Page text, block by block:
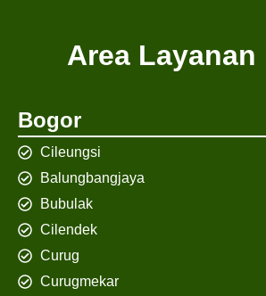
Area Layanan
Bogor
Cileungsi
Balungbangjaya
Bubulak
Cilendek
Curug
Curugmekar